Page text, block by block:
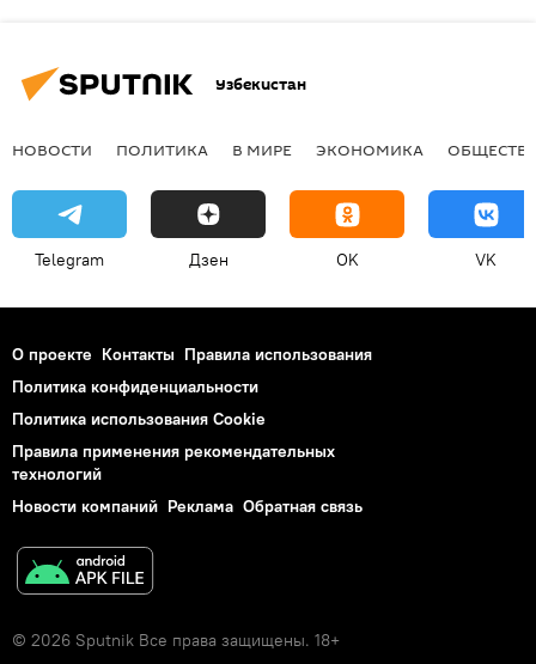
Узбекистан
НОВОСТИ ПОЛИТИКА В МИРЕ ЭКОНОМИКА
Telegram Дзен OK VK
О проекте Контакты Правила использования
Политика конфиденциальности
Политика использования Cookie
Правила применения рекомендательных
технологий
Новости компаний Реклама Обратная связь
© 2026 Sputnik Все права защищены. 18+